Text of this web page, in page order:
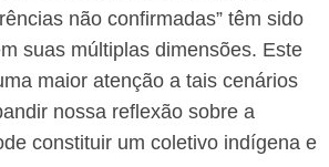
não confirmadas” têm sido
suas múltiplas dimensões. Este
maior atenção a tais cenários
nossa reflexão sobre a
constituir um coletivo indígena e